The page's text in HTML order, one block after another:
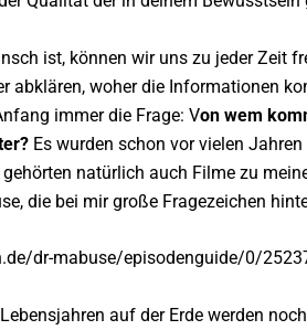
ist, können wir uns zu jeder Zeit
abklären, woher die Informationen
immer die Frage: Von wem
Es wurden schon vor vielen
natürlich auch Filme zu
die bei mir große Fragezeichen
dr-mabuse/episodenguide/0/
auf der Erde werden